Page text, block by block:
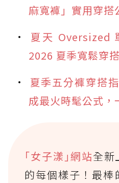
麻寬褲」實用穿搭
夏天 Oversized
2026 夏季寬鬆穿
夏季五分褲穿搭
成最火時髦公式，
｢女子漾｣網站全新
的每個樣子！最棒